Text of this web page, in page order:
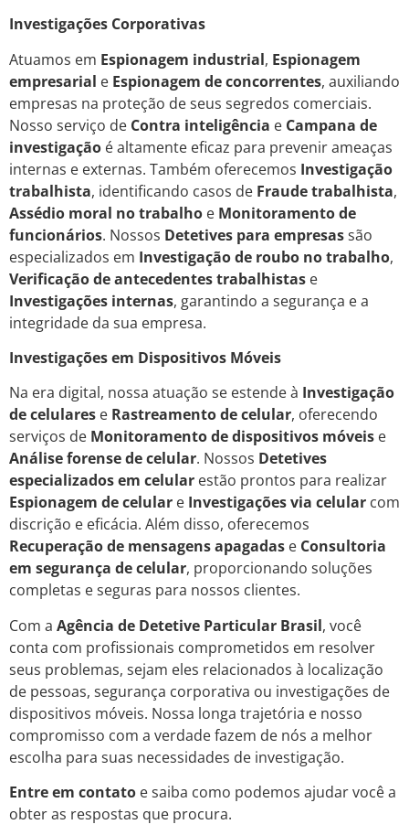
Investigações Corporativas
Atuamos em Espionagem industrial, Espionagem
empresarial e Espionagem de concorrentes, auxiliando
empresas na proteção de seus segredos comerciais.
Nosso serviço de Contra inteligência e Campana de
investigação é altamente eficaz para prevenir ameaças
internas e externas. Também oferecemos Investigação
trabalhista, identificando casos de Fraude trabalhista,
Assédio moral no trabalho e Monitoramento de
funcionários. Nossos Detetives para empresassão
especializados em Investigação de roubo no trabalho,
Verificação de antecedentes trabalhistas e
Investigações internas, garantindo a segurança e a
integridade da sua empresa.
Investigações em Dispositivos Móveis
Na era digital, nossa atuação se estende à Investigação
de celulares e Rastreamento de celular, oferecendo
serviços de Monitoramento de dispositivos móveis e
Análise forense de celular. Nossos Detetives
especializados em celular estão prontos para realizar
Espionagem de celular e Investigações via celular com
discrição e eficácia. Além disso, oferecemos
Recuperação de mensagens apagadas e Consultoria
em segurança de celular, proporcionando soluções
completas e seguras para nossos clientes.
Com a Agência de Detetive Particular Brasil, você
conta com profissionais comprometidos em resolver
seus problemas, sejam eles relacionados à localização
de pessoas, segurança corporativa ou investigações de
dispositivos móveis. Nossa longa trajetória e nosso
compromisso com a verdade fazem de nós a melhor
escolha para suas necessidades de investigação.
Entre em contato e saiba como podemos ajudar você a
obter as respostas que procura.